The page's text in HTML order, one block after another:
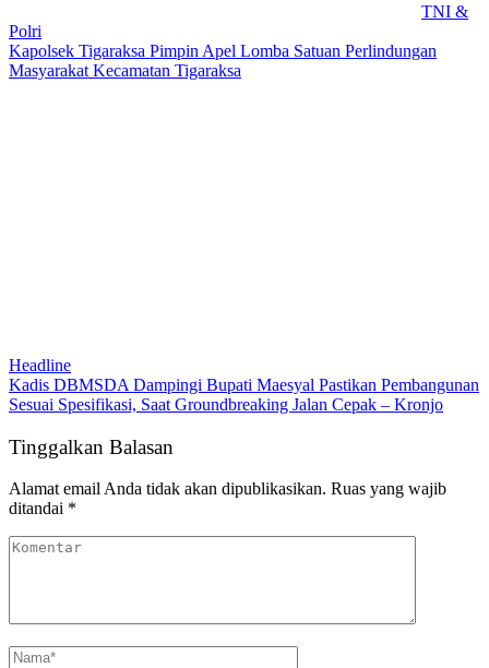
TNI &
Polri
Kapolsek Tigaraksa Pimpin Apel Lomba Satuan Perlindungan
Masyarakat Kecamatan Tigaraksa
Headline
Kadis DBMSDA Dampingi Bupati Maesyal Pastikan Pembangunan
Sesuai Spesifikasi, Saat Groundbreaking Jalan Cepak – Kronjo
Tinggalkan Balasan
Alamat email Anda tidak akan dipublikasikan. Ruas yang wajib
ditandai *